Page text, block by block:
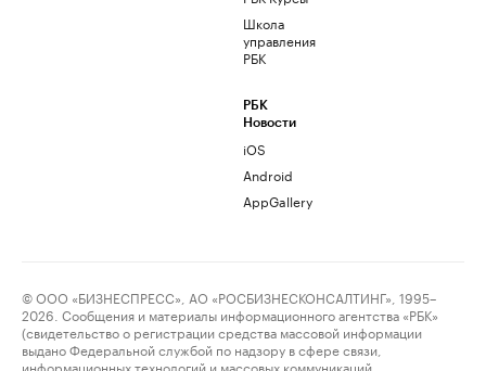
Школа
управления
РБК
РБК
Новости
iOS
Android
AppGallery
© ООО «БИЗНЕСПРЕСС», АО «РОСБИЗНЕСКОНСАЛТИНГ», 1995–
2026. Сообщения и материалы информационного агентства «РБК»
(свидетельство о регистрации средства массовой информации
выдано Федеральной службой по надзору в сфере связи,
информационных технологий и массовых коммуникаций